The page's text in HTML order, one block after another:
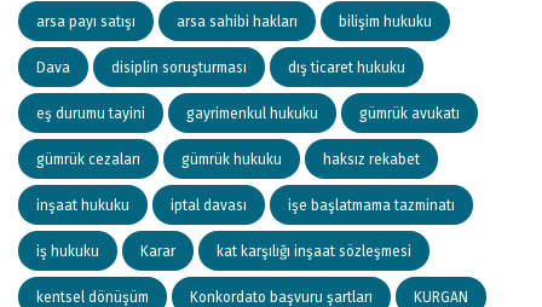
arsa payı satışı arsa sahibi hakları bilişim hukuku
Dava disiplin soruşturması dış ticaret hukuku
eş durumu tayini gayrimenkul hukuku gümrük avukatı
gümrük cezaları gümrük hukuku haksız rekabet
inşaat hukuku iptal davası işe başlatmama tazminatı
iş hukuku Karar kat karşılığı inşaat sözleşmesi
kentsel dönüşüm Konkordato başvuru şartları KURGAN